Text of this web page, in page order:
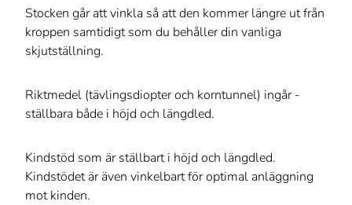
Stocken går att vinkla så att den kommer längre ut från
kroppen samtidigt som du behåller din vanliga
skjutställning.
Riktmedel (tävlingsdiopter och korntunnel) ingår -
ställbara både i höjd och längdled.
Kindstöd som är ställbart i höjd och längdled.
Kindstödet är även vinkelbart för optimal anläggning
mot kinden.